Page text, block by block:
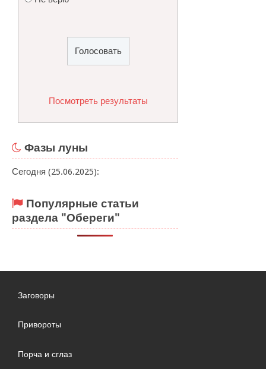
Посмотреть результаты
Фазы луны
Сегодня (25.06.2025):
Популярные статьи
раздела "Обереги"
Заговоры
Привороты
Порча и сглаз